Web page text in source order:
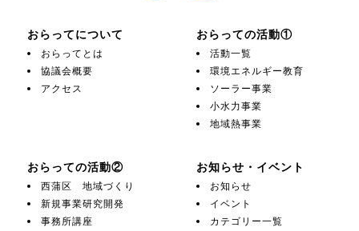
おらってについて
おらってとは
協議会概要
アクセス
おらっての活動①
活動一覧
環境エネルギー教育
ソーラー事業
小水力事業
地域熱事業
おらっての活動②
西蒲区 地域づくり
新規事業研究開発
事務所講座
お知らせ・イベント
お知らせ
イベント
カテゴリー一覧